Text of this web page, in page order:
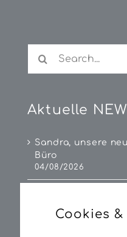
for:
Aktuelle
Sandra, unsere
Büro
04/08/2026
Cookies